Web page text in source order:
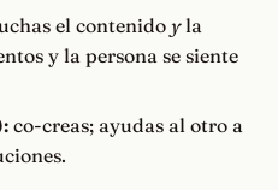
el contenido yla
y la persona se siente
co-creas; ayudas al otro a